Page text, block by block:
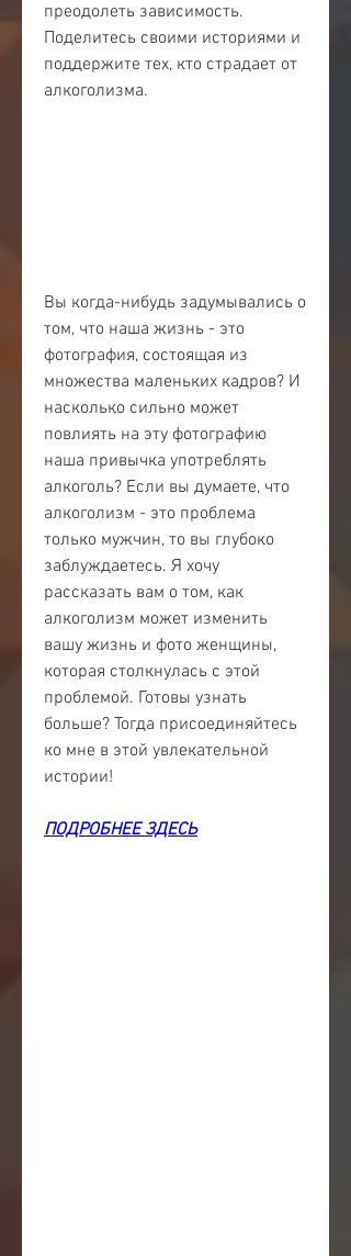
преодолеть зависимость.
Поделитесь своими историями и
поддержите тех, кто страдает от
алкоголизма.
Вы когда-нибудь задумывались о
том, что наша жизнь - это
фотография, состоящая из
множества маленьких кадров? И
насколько сильно может
повлиять на эту фотографию
наша привычка употреблять
алкоголь? Если вы думаете, что
алкоголизм - это проблема
только мужчин, то вы глубоко
заблуждаетесь. Я хочу
рассказать вам о том, как
алкоголизм может изменить
вашу жизнь и фото женщины,
которая столкнулась с этой
проблемой. Готовы узнать
больше? Тогда присоединяйтесь
ко мне в этой увлекательной
истории!
ПОДРОБНЕЕ ЗДЕСЬ